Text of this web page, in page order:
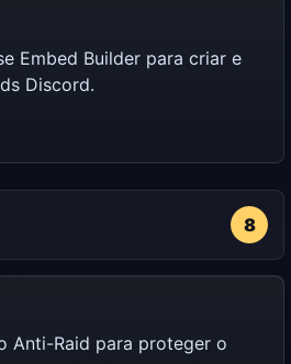
Embed Builder para criar e
Discord.
8
Anti-Raid para proteger o